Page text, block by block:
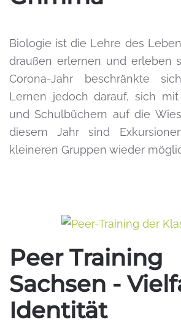
Biologie ist die Lehre des
draußen erlernen und erleben
Corona-Jahr beschränkte
Lernen jedoch darauf, sich
und Schulbüchern auf die
diesem Jahr sind
kleineren Gruppen wieder
Peer Training
Sachsen -
Identität